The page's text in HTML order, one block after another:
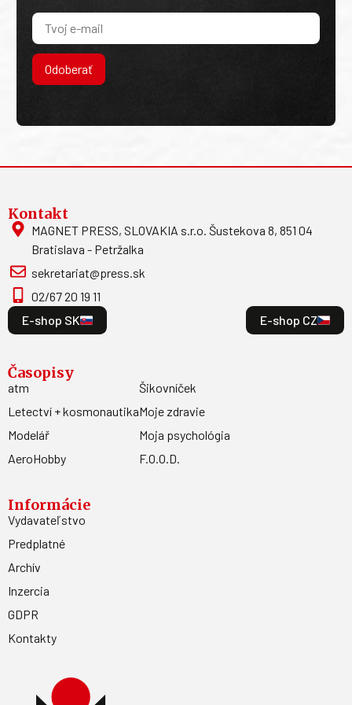
Odoberať
Kontakt
MAGNET PRESS, SLOVAKIA s.r.o. Šustekova 8, 851 04
Bratislava - Petržalka
sekretariat@press.sk
02/67 20 19 11
E-shop SK
E-shop CZ
Časopisy
atm
Letectví + kosmonautika
Modelář
AeroHobby
Šikovníček
Moje zdravie
Moja psychológia
F.O.O.D.
Informácie
Vydavateľstvo
Predplatné
Archív
Inzercia
GDPR
Kontakty